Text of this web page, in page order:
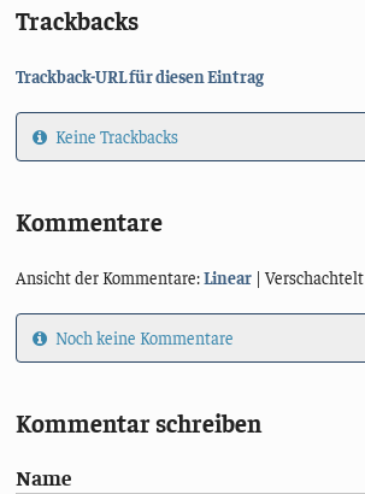
Trackbacks
Trackback-URL für diesen Eintrag
Keine Trackbacks
Kommentare
Ansicht der Kommentare:Linear | Verschachtelt
Noch keine Kommentare
Kommentar schreiben
Name